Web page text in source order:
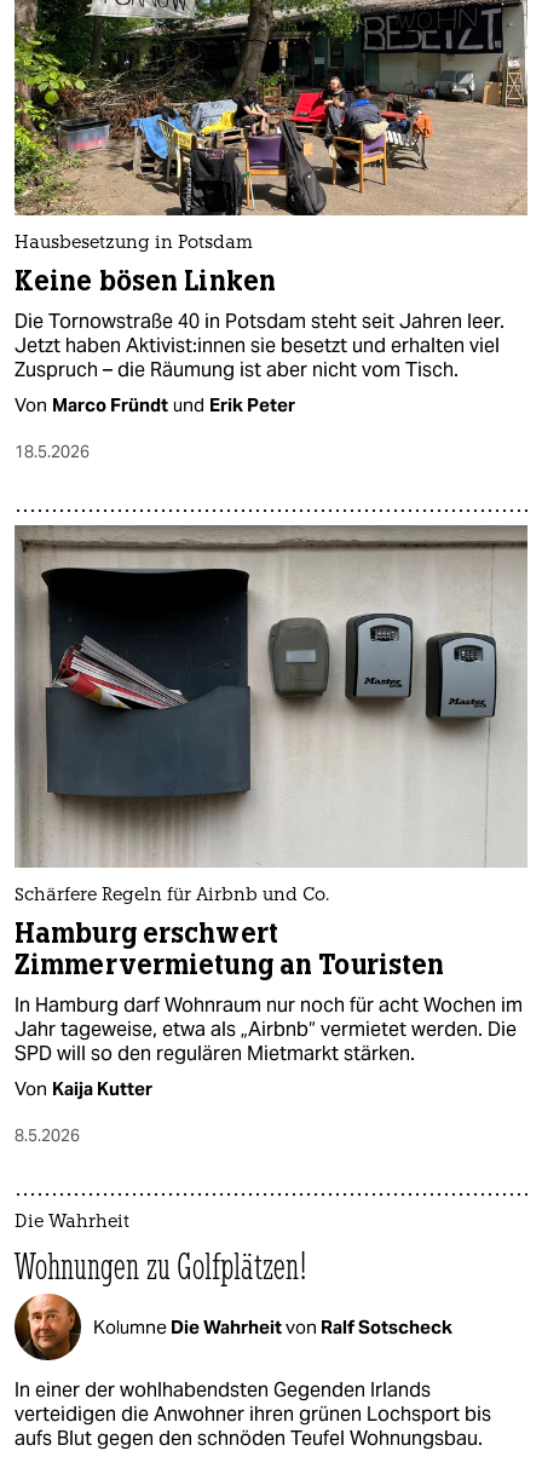
Hausbesetzung in Potsdam
Keine bösen Linken
Die Tornowstraße 40 in Potsdam steht seit Jahren leer.
Jetzt haben Ak­ti­vis­t:in­nen sie besetzt und erhalten viel
Zuspruch – die Räumung ist aber nicht vom Tisch.
Von Marco Fründt und Erik Peter
18.5.2026
Schärfere Regeln für Airbnb und Co.
Hamburg erschwert
Zimmervermietung an Touristen
In Hamburg darf Wohnraum nur noch für acht Wochen im
Jahr tageweise, etwa als „Airbnb“ vermietet werden. Die
SPD will so den regulären Mietmarkt stärken.
Von Kaija Kutter
8.5.2026
Die Wahrheit
Wohnungen zu Golfplätzen!
Kolumne Die Wahrheitvon Ralf Sotscheck
In einer der wohlhabendsten Gegenden Irlands
verteidigen die Anwohner ihren grünen Lochsport bis
aufs Blut gegen den schnöden Teufel Wohnungsbau.